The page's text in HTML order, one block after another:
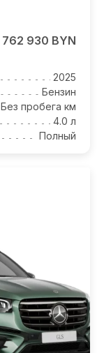
762 930 BYN
2025
Бензин
Без пробега км
4.0 л
Полный